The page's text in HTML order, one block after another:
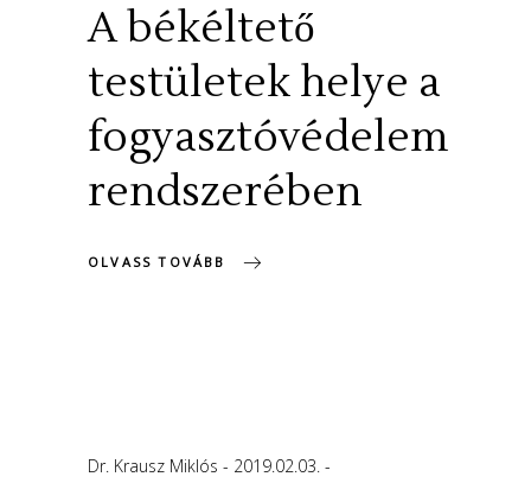
A békéltető
testületek helye a
fogyasztóvédelem
rendszerében
OLVASS TOVÁBB
Dr. Krausz Miklós 2019.02.03.